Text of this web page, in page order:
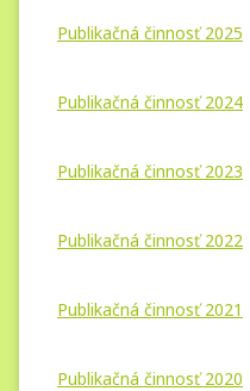
Podujatia
Infolinky
Publikačná činnosť 2025
Publikačná činnosť 2024
Publikačná činnosť 2023
Publikačná činnosť 2022
Publikačná činnosť 2021
Publikačná činnosť 2020